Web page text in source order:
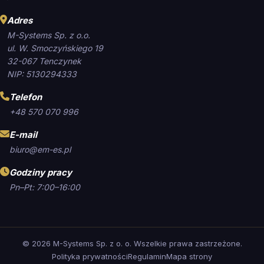
Adres
M-Systems Sp. z o.o.
ul. W. Smoczyńskiego 19
32-067 Tenczynek
NIP: 5130294333
Telefon
+48 570 070 996
E-mail
biuro@em-es.pl
Godziny pracy
Pn–Pt: 7:00–16:00
© 2026 M-Systems Sp. z o. o. Wszelkie prawa zastrzeżone.
Polityka prywatnościRegulaminMapa strony